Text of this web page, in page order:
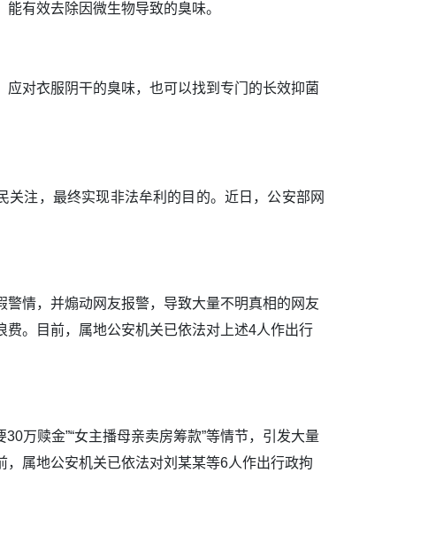
有效去除因微生物导致的臭味。
对衣服阴干的臭味，也可以找到专门的长效抑菌
关注，最终实现非法牟利的目的。近日，公安部网
情，并煽动网友报警，导致大量不明真相的网友
。目前，属地公安机关已依法对上述4人作出行
万赎金”“女主播母亲卖房筹款”等情节，引发大量
属地公安机关已依法对刘某某等6人作出行政拘